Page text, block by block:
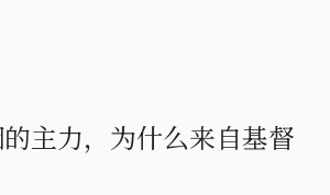
主力，为什么来自基督